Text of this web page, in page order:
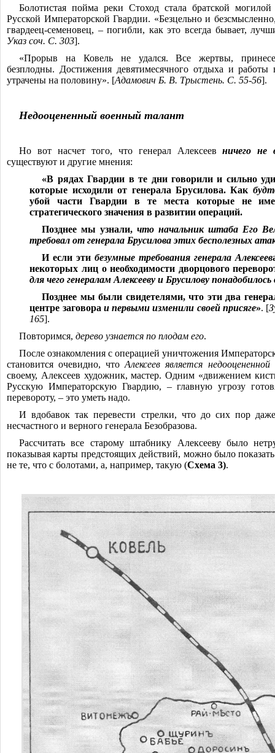
Болотистая пойма реки Стоход стала братской
Русской Императорской Гвардии. «Безцельно и
гвардеец-семеновец, ‒ погибли, как это всегда бывает,
Указ соч. С. 303].
«Прорыв на Ковель не удался. Все жертвы,
безплодны. Достижения девятимесячного отдыха и
утрачены на половину». [Адамович Б. В. Трыстень. С. 55-56].
Недооцененный военный талант
Но вот насчет того, что генерал Алексеевничего не
существуют и другие мнения:
«В рядах Гвардии в те дни говорили и сильно
которые исходили от генерала Брусилова. Как
убой части Гвардии в те места которые не
стратегического значения в развитии операций.
Позднее мы узнали,что начальник штаба Его
требовал от генерала Брусилова этих бесполезных
И если этибезумные требования генерала Алексеев
некоторых лиц о необходимости дворцового
для чего генералам Алексееву и Брусилову
Позднее мы были свидетелями, что эти два
центре заговора и первыми изменили своей присяге». [
165].
Повторимся, дерево узнается по плодам его.
После ознакомления с операцией уничтожения
становится очевидно, чтоАлексеев является
своему, Алексеев художник, мастер. Одним «движением
Русскую Императорскую Гвардию, ‒ главную угрозу
перевороту, ‒ это уметь надо.
И вдобавок так перевести стрелки, что до сих пор
несчастного и верного генерала Безобразова.
Рассчитать все старому штабнику Алексееву было
показывая карты предстоящих действий, можно было
не те, что с болотами, а, например, такую (Схема 3).